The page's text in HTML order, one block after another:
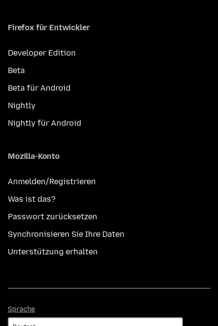
Firefox für Entwickler
Developer Edition
Beta
Beta für Android
Nightly
Nightly für Android
Mozilla-Konto
Anmelden/Registrieren
Was ist das?
Passwort zurücksetzen
Synchronisieren Sie Ihre Daten
Unterstützung erhalten
Sprache